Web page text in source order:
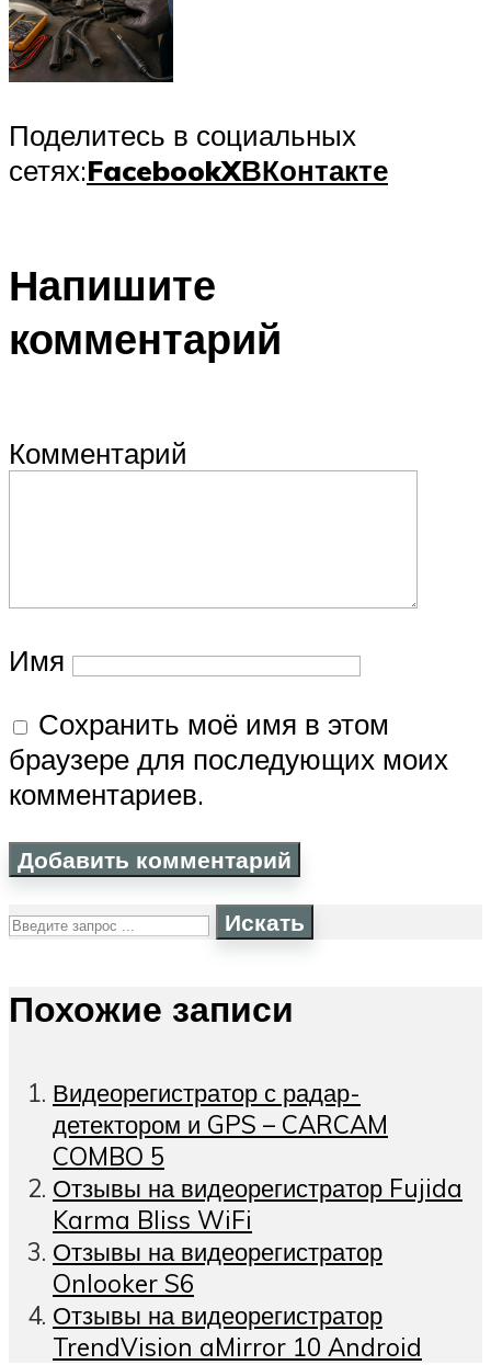
Поделитесь в социальных
сетях:FacebookXВКонтакте
Напишите
комментарий
Комментарий
Имя
Сохранить моё имя в этом
браузере для последующих моих
комментариев.
Искать
Похожие записи
Видеорегистратор с радар-
детектором и GPS – CARCAM
COMBO 5
Отзывы на видеорегистратор Fujida
Karma Bliss WiFi
Отзывы на видеорегистратор
Onlooker S6
Отзывы на видеорегистратор
TrendVision aMirror 10 Android